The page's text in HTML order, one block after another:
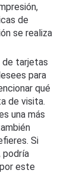
de
se realiza
de tarjetas
para
qué
de visita.
una más
Si
podría
este